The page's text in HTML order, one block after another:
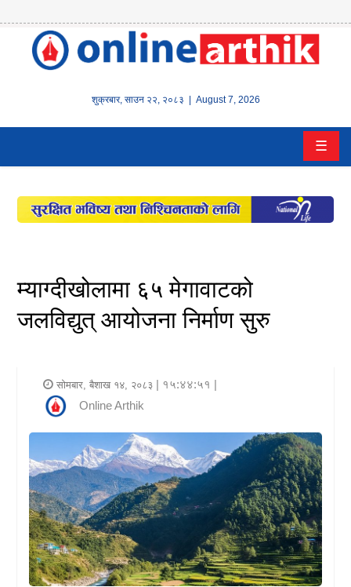
शुक्रबार, साउन २२, २०८३ | August 7, 2026
होम
वित्त
इन्स्योरेन्स
पूँजीबजार
अटो
राजनीति
भिडियो
अन्य
समाचार
सूचना
☰
म्याग्दीखोलामा ६५ मेगावाटको
जलविद्युत् आयोजना निर्माण सुरु
सोमबार, बैशाख १४, २०८३ | १५:४४:५१ |
Online Arthik